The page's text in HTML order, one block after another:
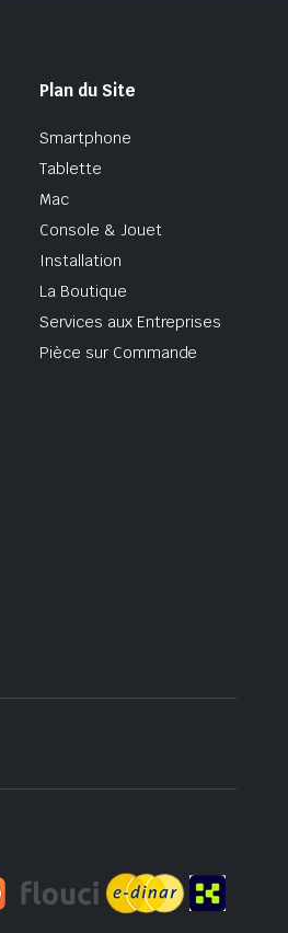
Plan du Site
Smartphone
Tablette
Mac
Console & Jouet
Installation
La Boutique
Services aux Entreprises
Pièce sur Commande